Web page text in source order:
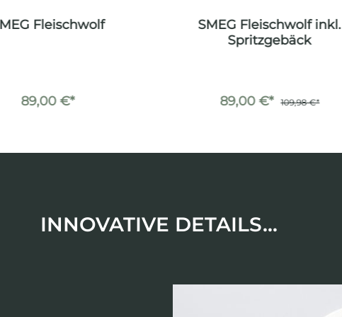
Fleischwolf
89,00 €*
SMEG Fleischwolf inkl.
Spritzgebäck
89,00 €* 109,98 €*
INNOVATIVE DETAILS...